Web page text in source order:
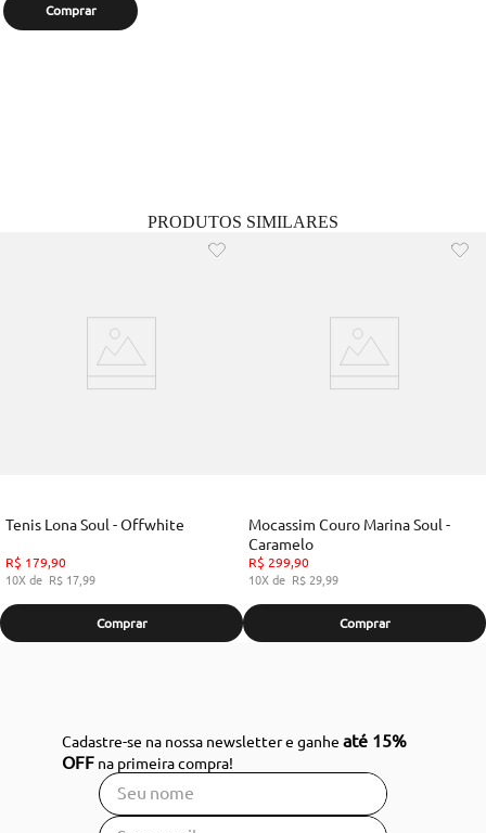
Comprar
PRODUTOS SIMILARES
Tenis Lona Soul - Offwhite
R$ 179,90
10
R$ 17,99
Comprar
Mocassim Couro Marina Soul -
Caramelo
R$ 299,90
10
R$ 29,99
Comprar
Cadastre-se na nossa newsletter e ganheaté 15%
OFF na primeira compra!